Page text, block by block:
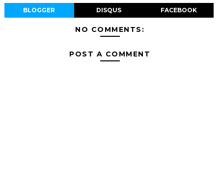
BLOGGER DISQUS FACEBOOK
NO COMMENTS:
POST A COMMENT